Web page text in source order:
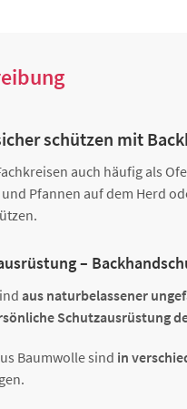
schützen mit
auch häufig als
Pfannen auf dem Herd
–
aus naturbelassener
Schutzausrüstung
Baumwolle sind in